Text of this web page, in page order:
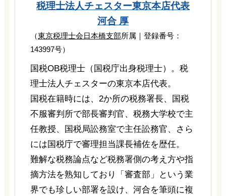
税理士法人チェスター東京本店代表
河合 厚
（東京税理士会日本橋支部所属｜登録番号：
143997号）
国税OB税理士（国税庁出身税理士）。税
理士法人チェスターの東京本店代表。
国税在籍時には、2か所の税務署長、国税
不服審判所で部長審判官、税務大学校で主
任教授、国税局訟務室で主任訟務官、さら
には国税庁で審理担当課長補佐を歴任。
難解な税務論点など税務署側の考え方や指
摘方法を熟知しており「審査部」という業
界でも珍しい部署を設け、河合を筆頭に複